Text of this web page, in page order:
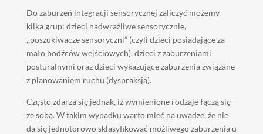
Do zaburzeń integracji sensorycznej zaliczyć możemy
kilka grup: dzieci nadwrażliwe sensorycznie,
,,poszukiwacze sensoryczni” (czyli dzieci posiadające za
mało bodźców wejściowych), dzieci z zaburzeniami
posturalnymi oraz dzieci wykazujące zaburzenia związane
z planowaniem ruchu (dyspraksją).
Często zdarza się jednak, iż wymienione rodzaje łączą się
ze sobą. W takim wypadku warto mieć na uwadze, że nie
da się jednotorowo sklasyfikować możliwego zaburzenia u